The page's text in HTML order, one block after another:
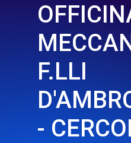
F.LLI
-